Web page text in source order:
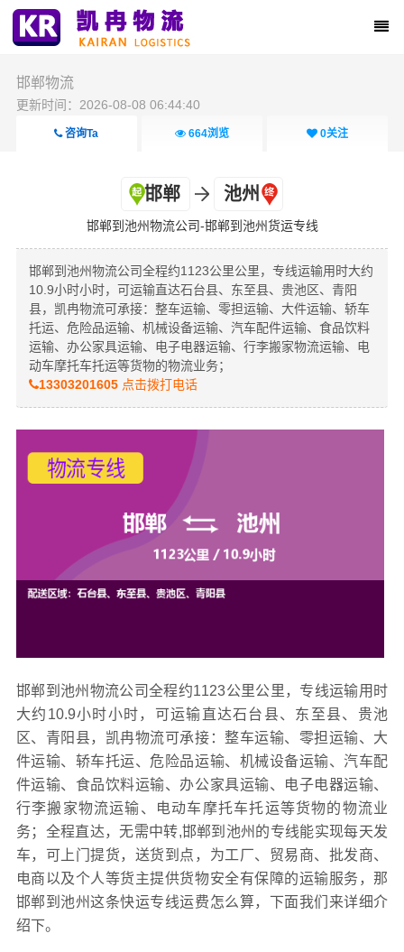
邯郸物流
更新时间：2026-08-08 06:44:40
咨询Ta 664浏览 0关注
邯郸 池州
邯郸到池州物流公司-邯郸到池州货运专线
邯郸到池州物流公司全程约1123公里公里，专线运输用时大约
10.9小时小时，可运输直达石台县、东至县、贵池区、青阳
县，凯冉物流可承接：整车运输、零担运输、大件运输、轿车
托运、危险品运输、机械设备运输、汽车配件运输、食品饮料
运输、办公家具运输、电子电器运输、行李搬家物流运输、电
动车摩托车托运等货物的物流业务；
13303201605点击拨打电话
邯郸到池州物流公司全程约1123公里公里，专线运输用时
大约10.9小时小时，可运输直达石台县、东至县、贵池
区、青阳县，凯冉物流可承接：整车运输、零担运输、大
件运输、轿车托运、危险品运输、机械设备运输、汽车配
件运输、食品饮料运输、办公家具运输、电子电器运输、
行李搬家物流运输、电动车摩托车托运等货物的物流业
务；全程直达，无需中转,邯郸到池州的专线能实现每天发
车，可上门提货，送货到点，为工厂、贸易商、批发商、
电商以及个人等货主提供货物安全有保障的运输服务，那
邯郸到池州这条快运专线运费怎么算，下面我们来详细介
绍下。